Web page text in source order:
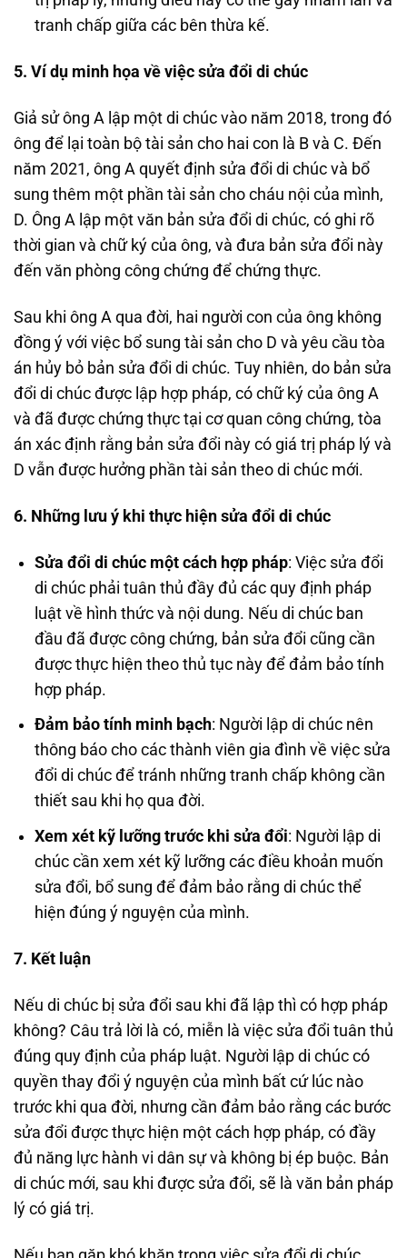
tranh chấp giữa các bên thừa kế.
5. Ví dụ minh họa về việc sửa đổi di chúc
Giả sử ông A lập một di chúc vào năm 2018, trong đó
ông để lại toàn bộ tài sản cho hai con là B và C. Đến
năm 2021, ông A quyết định sửa đổi di chúc và bổ
sung thêm một phần tài sản cho cháu nội của mình,
D. Ông A lập một văn bản sửa đổi di chúc, có ghi rõ
thời gian và chữ ký của ông, và đưa bản sửa đổi này
đến văn phòng công chứng để chứng thực.
Sau khi ông A qua đời, hai người con của ông không
đồng ý với việc bổ sung tài sản cho D và yêu cầu tòa
án hủy bỏ bản sửa đổi di chúc. Tuy nhiên, do bản sửa
đổi di chúc được lập hợp pháp, có chữ ký của ông A
và đã được chứng thực tại cơ quan công chứng, tòa
án xác định rằng bản sửa đổi này có giá trị pháp lý và
D vẫn được hưởng phần tài sản theo di chúc mới.
6. Những lưu ý khi thực hiện sửa đổi di chúc
Sửa đổi di chúc một cách hợp pháp: Việc sửa đổi
di chúc phải tuân thủ đầy đủ các quy định pháp
luật về hình thức và nội dung. Nếu di chúc ban
đầu đã được công chứng, bản sửa đổi cũng cần
được thực hiện theo thủ tục này để đảm bảo tính
hợp pháp.
Đảm bảo tính minh bạch: Người lập di chúc nên
thông báo cho các thành viên gia đình về việc sửa
đổi di chúc để tránh những tranh chấp không cần
thiết sau khi họ qua đời.
Xem xét kỹ lưỡng trước khi sửa đổi: Người lập di
chúc cần xem xét kỹ lưỡng các điều khoản muốn
sửa đổi, bổ sung để đảm bảo rằng di chúc thể
hiện đúng ý nguyện của mình.
7. Kết luận
Nếu di chúc bị sửa đổi sau khi đã lập thì có hợp pháp
không? Câu trả lời là có, miễn là việc sửa đổi tuân thủ
đúng quy định của pháp luật. Người lập di chúc có
quyền thay đổi ý nguyện của mình bất cứ lúc nào
trước khi qua đời, nhưng cần đảm bảo rằng các bước
sửa đổi được thực hiện một cách hợp pháp, có đầy
đủ năng lực hành vi dân sự và không bị ép buộc. Bản
di chúc mới, sau khi được sửa đổi, sẽ là văn bản pháp
lý có giá trị.